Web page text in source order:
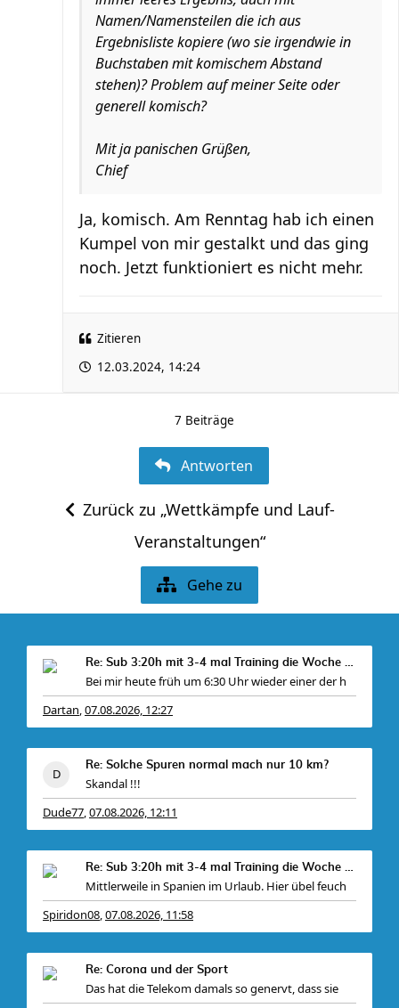
Namen/Namensteilen die ich aus
Ergebnisliste kopiere (wo sie irgendwie in
Buchstaben mit komischem Abstand
stehen)? Problem auf meiner Seite oder
generell komisch?
Mit ja panischen Grüßen,
Chief
Ja, komisch. Am Renntag hab ich einen
Kumpel von mir gestalkt und das ging
noch. Jetzt funktioniert es nicht mehr.
Zitieren
12.03.2024, 14:24
7 Beiträge
Antworten
Zurück zu „Wettkämpfe und Lauf-
Veranstaltungen“
Gehe zu
Re: Sub 3:20h mit 3-4 mal Training die Woche machb
Bei mir heute früh um 6:30 Uhr wieder einer der h
Dartan,07.08.2026, 12:27
Re: Solche Spuren normal mach nur 10 km?
Skandal !!!
Dude77,07.08.2026, 12:11
Re: Sub 3:20h mit 3-4 mal Training die Woche machb
Mittlerweile in Spanien im Urlaub. Hier übel feuch
Spiridon08,07.08.2026, 11:58
Re: Corona und der Sport
Das hat die Telekom damals so genervt, dass sie